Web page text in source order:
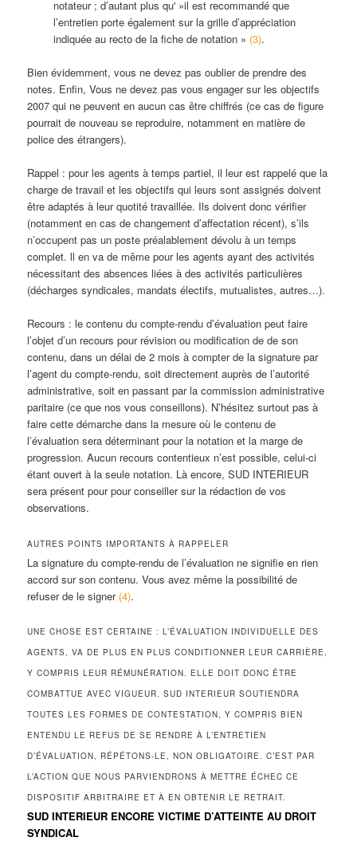
notateur ; d’autant plus qu' »il est recommandé que
l’entretien porte également sur la grille d’appréciation
indiquée au recto de la fiche de notation » (3).
Bien évidemment, vous ne devez pas oublier de prendre des
notes. Enfin, Vous ne devez pas vous engager sur les objectifs
2007 qui ne peuvent en aucun cas être chiffrés (ce cas de figure
pourrait de nouveau se reproduire, notamment en matière de
police des étrangers).
Rappel : pour les agents à temps partiel, il leur est rappelé que la
charge de travail et les objectifs qui leurs sont assignés doivent
être adaptés à leur quotité travaillée. Ils doivent donc vérifier
(notamment en cas de changement d’affectation récent), s’ils
n’occupent pas un poste préalablement dévolu à un temps
complet. ll en va de même pour les agents ayant des activités
nécessitant des absences liées à des activités particulières
(décharges syndicales, mandats électifs, mutualistes, autres…).
Recours : le contenu du compte-rendu d’évaluation peut faire
l’objet d’un recours pour révision ou modification de de son
contenu, dans un délai de 2 mois à compter de la signature par
l’agent du compte-rendu, soit directement auprès de l’autorité
administrative, soit en passant par la commission administrative
paritaire (ce que nos vous conseillons). N’hésitez surtout pas à
faire cette démarche dans la mesure où le contenu de
l’évaluation sera déterminant pour la notation et la marge de
progression. Aucun recours contentieux n’est possible, celui-ci
étant ouvert à la seule notation. Là encore, SUD INTERIEUR
sera présent pour pour conseiller sur la rédaction de vos
observations.
AUTRES POINTS IMPORTANTS À RAPPELER
La signature du compte-rendu de l’évaluation ne signifie en rien
accord sur son contenu. Vous avez même la possibilité de
refuser de le signer (4).
UNE CHOSE EST CERTAINE : L’ÉVALUATION INDIVIDUELLE DES
AGENTS, VA DE PLUS EN PLUS CONDITIONNER LEUR CARRIÈRE,
Y COMPRIS LEUR RÉMUNÉRATION. ELLE DOIT DONC ÊTRE
COMBATTUE AVEC VIGUEUR. SUD INTERIEUR SOUTIENDRA
TOUTES LES FORMES DE CONTESTATION, Y COMPRIS BIEN
ENTENDU LE REFUS DE SE RENDRE À L’ENTRETIEN
D’ÉVALUATION, RÉPÉTONS-LE, NON OBLIGATOIRE. C’EST PAR
L’ACTION QUE NOUS PARVIENDRONS À METTRE ÉCHEC CE
DISPOSITIF ARBITRAIRE ET À EN OBTENIR LE RETRAIT.
SUD INTERIEUR ENCORE VICTIME D’ATTEINTE AU DROIT
SYNDICAL